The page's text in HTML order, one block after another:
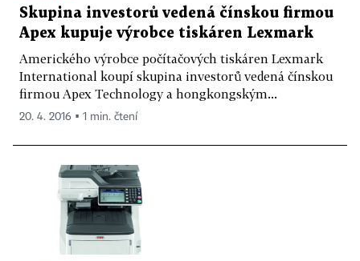
Skupina investorů vedená čínskou firmou
Apex kupuje výrobce tiskáren Lexmark
Amerického výrobce počítačových tiskáren Lexmark
International koupí skupina investorů vedená čínskou
firmou Apex Technology a hongkongským...
20. 4. 2016 ▪ 1 min. čtení